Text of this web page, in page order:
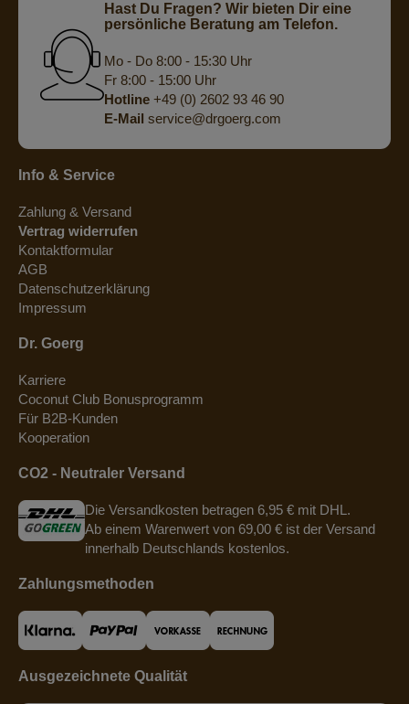
Hast Du Fragen? Wir bieten Dir eine
persönliche Beratung am Telefon.
Mo - Do 8:00 - 15:30 Uhr
Fr 8:00 - 15:00 Uhr
Hotline+49 (0) 2602 93 46 90
E-Mail service@drgoerg.com
Info & Service
Zahlung & Versand
Vertrag widerrufen
Kontaktformular
AGB
Datenschutzerklärung
Impressum
Dr. Goerg
Karriere
Coconut Club Bonusprogramm
Für B2B-Kunden
Kooperation
CO2 - Neutraler Versand
Die Versandkosten betragen 6,95 € mit DHL.
Ab einem Warenwert von 69,00 € ist der Versand
innerhalb Deutschlands kostenlos.
Zahlungsmethoden
Ausgezeichnete Qualität